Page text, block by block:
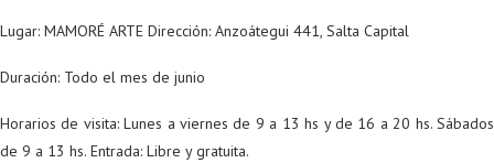
Lugar: MAMORÉ ARTE Dirección: Anzoátegui 441, Salta Capital
Duración: Todo el mes de junio
Horarios de visita: Lunes a viernes de 9 a 13 hs y de 16 a 20 hs. Sábados
de 9 a 13 hs. Entrada: Libre y gratuita.